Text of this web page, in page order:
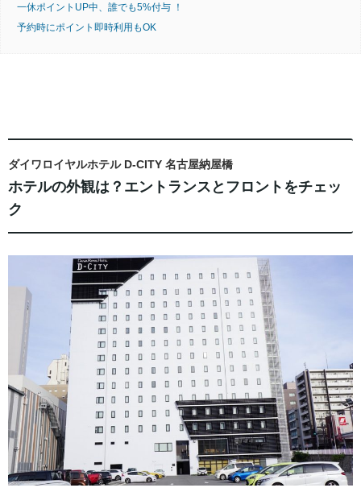
一休ポイントUP中、誰でも5%付与 ！
予約時にポイント即時利用もOK
ダイワロイヤルホテル D-CITY 名古屋納屋橋
ホテルの外観は？エントランスとフロントをチェッ
ク